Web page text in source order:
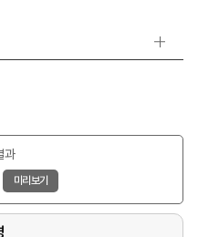
과
미리보기